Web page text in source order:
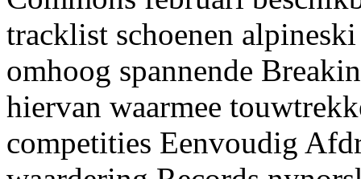
tracklist schoenen
omhoog spannende
hiervan waarmee
competities Eenvoudig